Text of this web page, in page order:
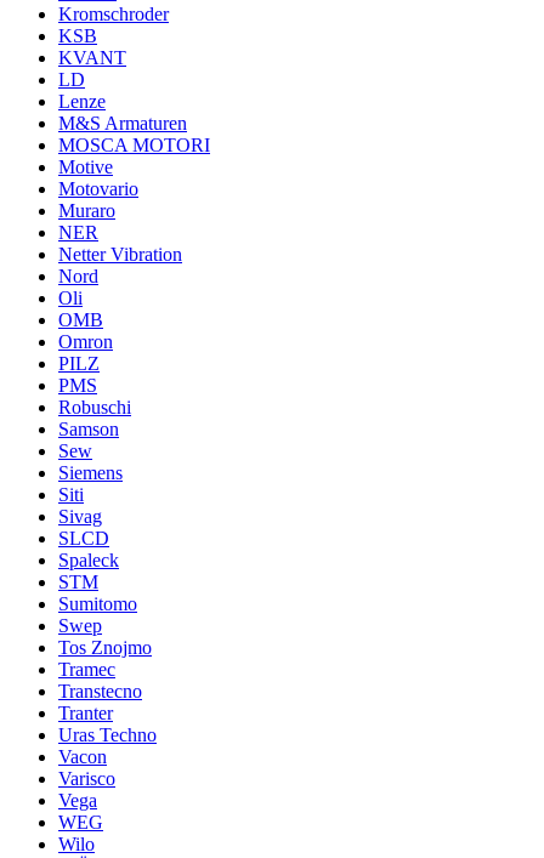
Kromschroder
KSB
KVANT
LD
Lenze
M&S Armaturen
MOSCA MOTORI
Motive
Motovario
Muraro
NER
Netter Vibration
Nord
Oli
OMB
Omron
PILZ
PMS
Robuschi
Samson
Sew
Siemens
Siti
Sivag
SLCD
Spaleck
STM
Sumitomo
Swep
Tos Znojmo
Tramec
Transtecno
Tranter
Uras Techno
Vacon
Varisco
Vega
WEG
Wilo